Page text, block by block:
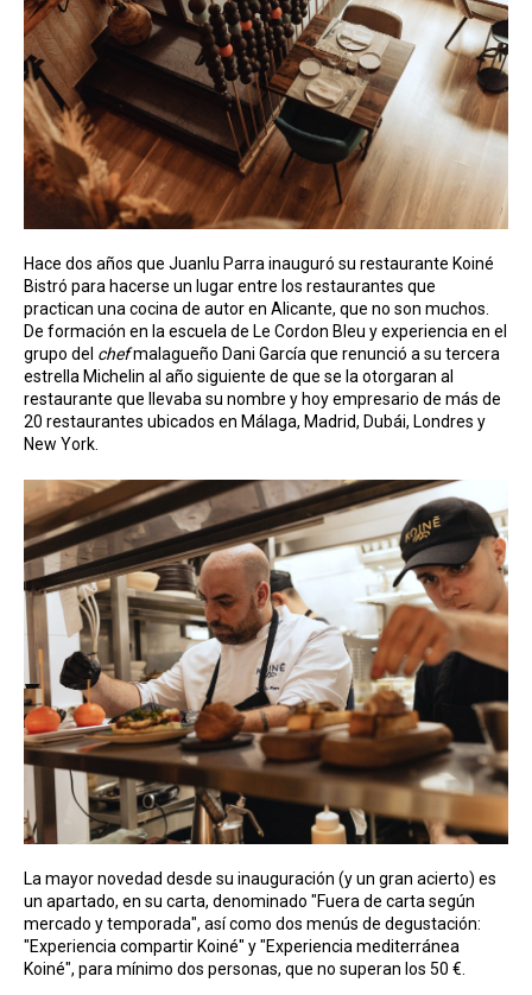
Hace dos años que Juanlu Parra inauguró su restaurante Koiné
Bistró para hacerse un lugar entre los restaurantes que
practican una cocina de autor en Alicante, que no son muchos.
De formación en la escuela de Le Cordon Bleu y experiencia en el
grupo del chefmalagueño Dani García que renunció a su tercera
estrella Michelin al año siguiente de que se la otorgaran al
restaurante que llevaba su nombre y hoy empresario de más de
20 restaurantes ubicados en Málaga, Madrid, Dubái, Londres y
New York.
La mayor novedad desde su inauguración (y un gran acierto) es
un apartado, en su carta, denominado "Fuera de carta según
mercado y temporada", así como dos menús de degustación:
"Experiencia compartir Koiné" y "Experiencia mediterránea
Koiné", para mínimo dos personas, que no superan los 50 €.